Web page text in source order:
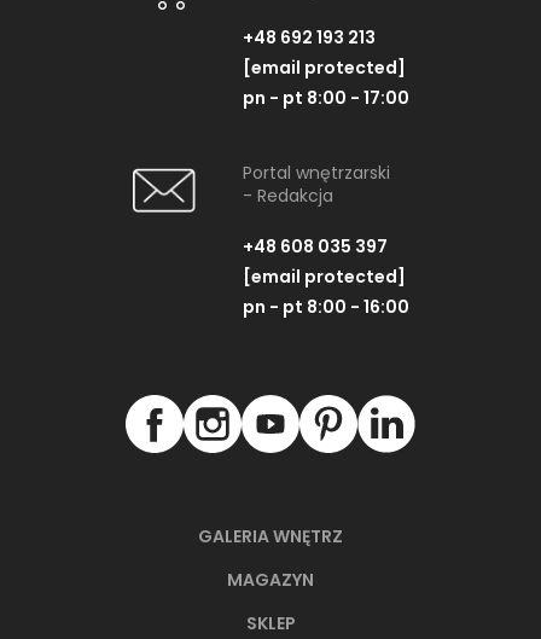
GALERIA WNĘTRZ
MAGAZYN
SKLEP
+48 692 193 213
[email protected]
pn - pt 8:00 - 17:00
Portal wnętrzarski
- Redakcja
+48 608 035 397
[email protected]
pn - pt 8:00 - 16:00